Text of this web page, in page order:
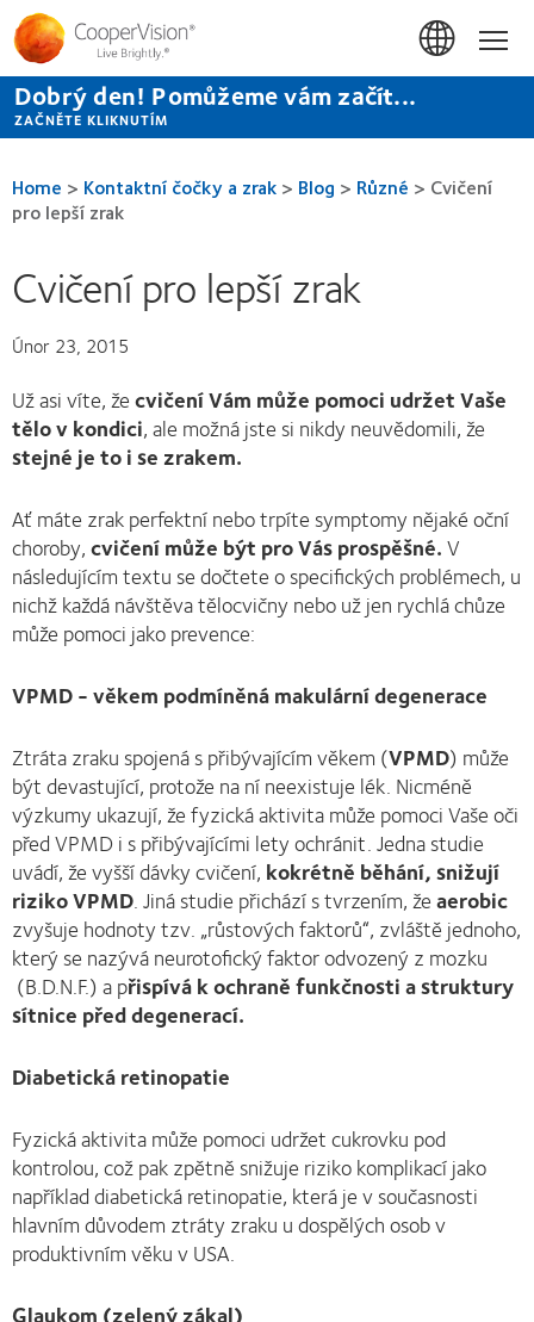
Přejít
hlavnímu
obsahu
Dobrý den! Pomůžeme vám začít...
ZAČNĚTE KLIKNUTÍM
Home > Kontaktní čočky a zrak > Blog > Různé > Cvičení
pro lepší zrak
Cvičení pro lepší zrak
Únor 23, 2015
Už asi víte, žecvičení Vám může pomoci udržet Vaše
tělo v kondici, ale možná jste si nikdy neuvědomili, že
stejné je to i se zrakem.
Ať máte zrak perfektní nebo trpíte symptomy nějaké oční
choroby,cvičení může být pro Vás prospěšné.V
následujícím textu se dočtete o specifických problémech, u
nichž každá návštěva tělocvičny nebo už jen rychlá chůze
může pomoci jako prevence:
VPMD - věkem podmíněná makulární degenerace
Ztráta zraku spojená s přibývajícím věkem (VPMD) může
být devastující, protože na ní neexistuje lék. Nicméně
výzkumy ukazují, že fyzická aktivita může pomoci Vaše oči
před VPMD i s přibývajícími lety ochránit. Jedna studie
uvádí, že vyšší dávky cvičení, kokrétně běhání, snižují
riziko VPMD. Jiná studie přichází s tvrzením, žeaerobic
zvyšuje hodnoty tzv. „růstových faktorů“, zvláště jednoho,
který se nazývá neurotofický faktor odvozený z mozku
(B.D.N.F.) a přispívá k ochraně funkčnosti a struktury
sítnice před degenerací.
Diabetická retinopatie
Fyzická aktivita může pomoci udržet cukrovku pod
kontrolou, což pak zpětně snižuje riziko komplikací jako
například diabetická retinopatie, která je v současnosti
hlavním důvodem ztráty zraku u dospělých osob v
produktivním věku v USA.
Glaukom (zelený zákal)